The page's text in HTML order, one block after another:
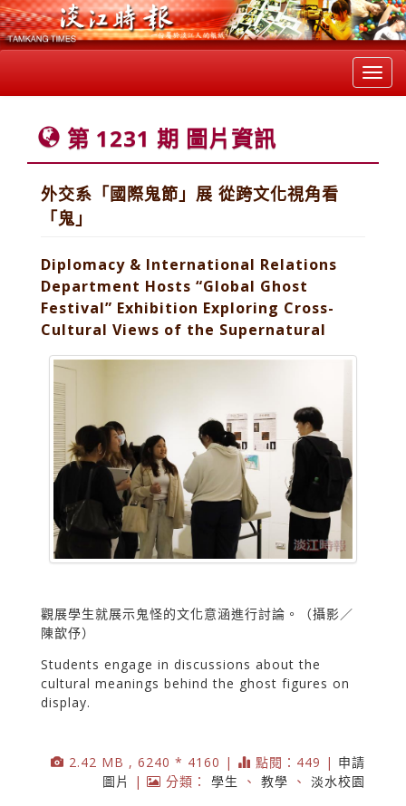
第 1231 期 圖片資訊
外交系「國際鬼節」展 從跨文化視角看
「鬼」
Diplomacy & International Relations
Department Hosts “Global Ghost
Festival” Exhibition Exploring Cross-
Cultural Views of the Supernatural
觀展學生就展示鬼怪的文化意涵進行討論。（攝影／
陳歆伃）
Students engage in discussions about the
cultural meanings behind the ghost figures on
display.
2.42 MB , 6240 * 4160 | 點閱：449 | 申請
圖片
| 分類： 學生 、 教學 、 淡水校園